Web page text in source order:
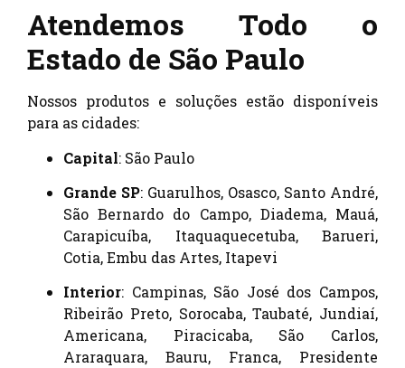
Atendemos Todo o
Estado de São Paulo
Nossos produtos e soluções estão disponíveis
para as cidades:
Capital: São Paulo
Grande SP: Guarulhos, Osasco, Santo André,
São Bernardo do Campo, Diadema, Mauá,
Carapicuíba, Itaquaquecetuba, Barueri,
Cotia, Embu das Artes, Itapevi
Interior: Campinas, São José dos Campos,
Ribeirão Preto, Sorocaba, Taubaté, Jundiaí,
Americana, Piracicaba, São Carlos,
Araraquara, Bauru, Franca, Presidente